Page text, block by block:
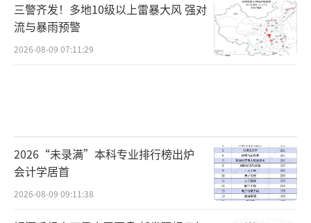
三警齐发！多地10级以上雷暴大风 强对
流与暴雨预警
2026-08-09 07:11:29
2026“未录满”本科专业排行榜出炉
会计学居首
2026-08-09 09:11:38